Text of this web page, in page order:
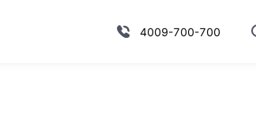
4009-700-700